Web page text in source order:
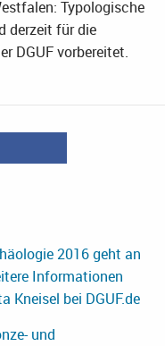
Typologische
derzeit für die
DGUF vorbereitet.
2016 geht an
Informationen
Kneisel bei DGUF.de
und